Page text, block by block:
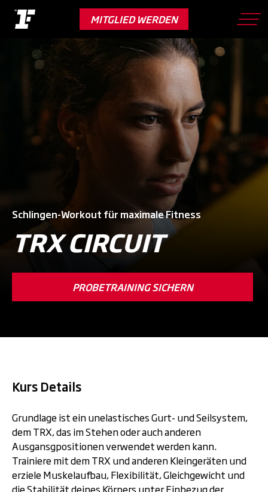
main
content
MITGLIED WERDEN
Schlingen-Workout für maximale Fitness
TRX CIRCUIT
PROBETRAINING SICHERN
Kurs Details
Grundlage ist ein unelastisches Gurt- und Seilsystem,
dem TRX, das im Stehen oder auch anderen
Ausgansgpositionen verwendet werden kann.
Trainiere mit dem TRX und anderen Kleingeräten und
erziele Muskelaufbau, Flexibilität, Gleichgewicht und
die Stabilität deines Körpers unter Einbezug der